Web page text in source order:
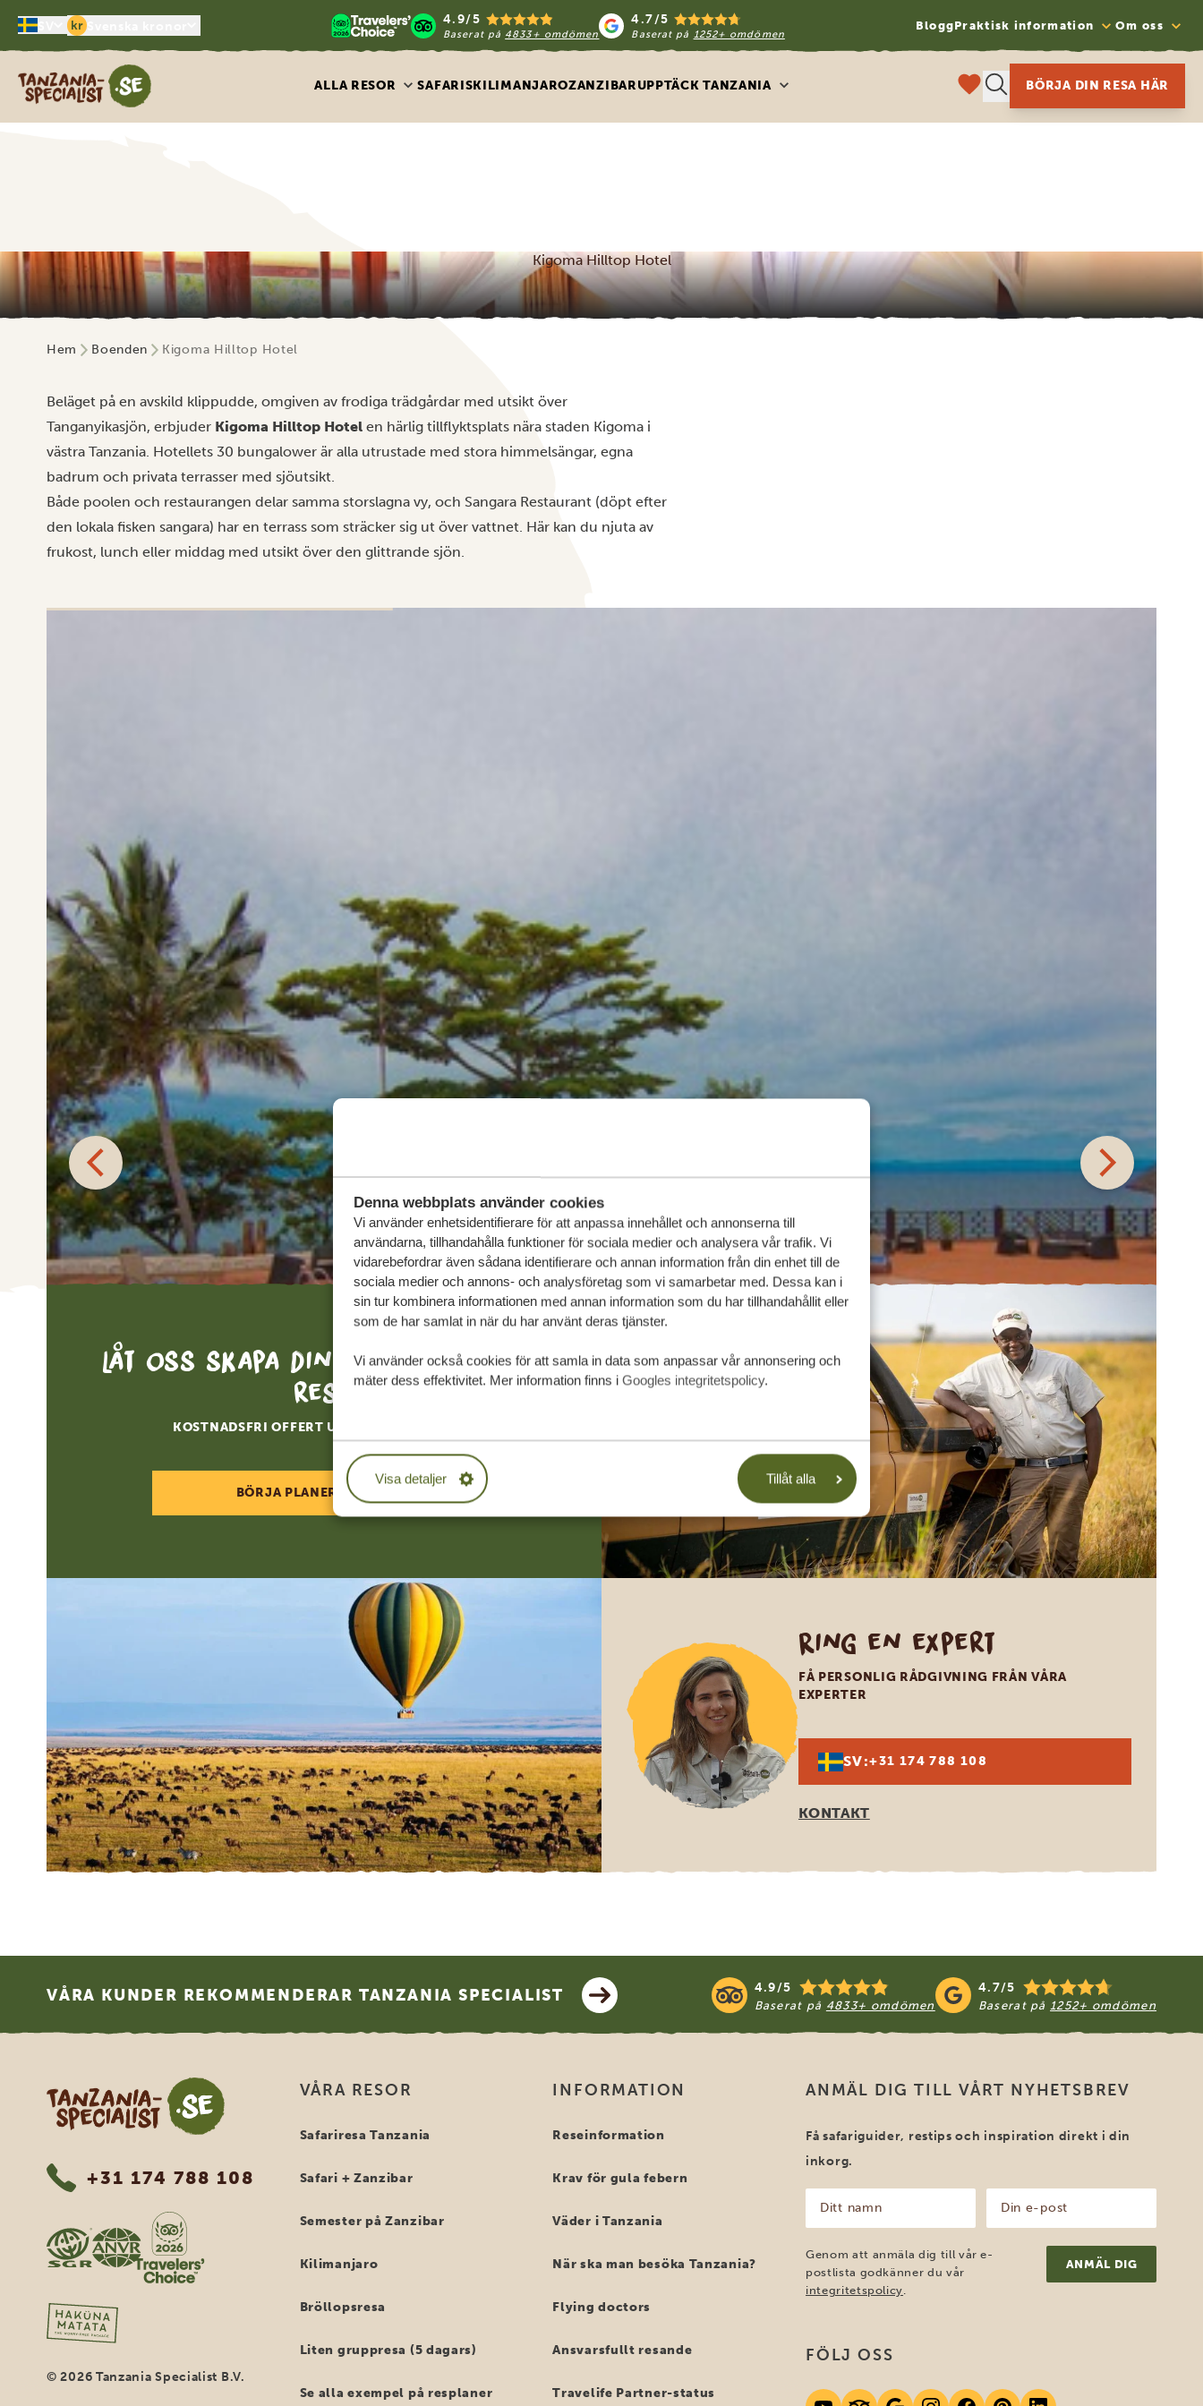
Denna webbplats använder cookies
Vi använder enhetsidentifierare för att anpassa innehållet och annonserna till
användarna, tillhandahålla funktioner för sociala medier och analysera vår trafik. Vi
vidarebefordrar även sådana identifierare och annan information från din enhet till de
sociala medier och annons- och analysföretag som vi samarbetar med. Dessa kan i
sin tur kombinera informationen med annan information som du har tillhandahållit eller
som de har samlat in när du har använt deras tjänster.
Vi använder också cookies för att samla in data som anpassar vår annonsering och
mäter dess effektivitet. Mer information finns i Googles integritetspolicy.
Visa detaljer Tillåt alla
kr 4.9/5
Baserat på 4833+ omdömen
4.7/5
Baserat på 1252+ omdömen
BloggPraktisk information Om oss
Tanzania Specialist
ALLA RESOR SAFARISKILIMANJAROZANZIBARUPPTÄCK TANZANIA BÖRJA DIN RESA HÄR
Kigoma Hilltop Hotel
Hem Boenden Kigoma Hilltop Hotel
Beläget på en avskild klippudde, omgiven av frodiga trädgårdar med utsikt över
Tanganyikasjön, erbjuder Kigoma Hilltop Hotel en härlig tillflyktsplats nära staden Kigoma i
västra Tanzania. Hotellets 30 bungalower är alla utrustade med stora himmelsängar, egna
badrum och privata terrasser med sjöutsikt.
Både poolen och restaurangen delar samma storslagna vy, och Sangara Restaurant (döpt efter
den lokala fisken sangara) har en terrass som sträcker sig ut över vattnet. Här kan du njuta av
frukost, lunch eller middag med utsikt över den glittrande sjön.
Låt oss skapa din skräddarsydda
resa
KOSTNADSFRI OFFERT UTAN FÖRPLIKTELSER
BÖRJA PLANERA DIN RESA
Ring en expert
FÅ PERSONLIG RÅDGIVNING FRÅN VÅRA
EXPERTER
SV:+31 174 788 108
KONTAKT
VÅRA KUNDER REKOMMENDERAR TANZANIA SPECIALIST 4.9/5
Baserat på 4833+ omdömen
4.7/5
Baserat på 1252+ omdömen
Tanzania Specialist
+31 174 788 108
© 2026 Tanzania Specialist B.V.
VÅRA RESOR
Safariresa Tanzania
Safari + Zanzibar
Semester på Zanzibar
Kilimanjaro
Bröllopsresa
Liten gruppresa (5 dagars)
Se alla exempel på resplaner
INFORMATION
Reseinformation
Krav för gula febern
Väder i Tanzania
När ska man besöka Tanzania?
Flying doctors
Ansvarsfullt resande
Travelife Partner-status
ANMÄL DIG TILL VÅRT NYHETSBREV
Få safariguider, restips och inspiration direkt i din
inkorg.
namn
(Obligatoriskt)
post
(Obligatoriskt)
Genom att anmäla dig till vår e-
postlista godkänner du vår
integritetspolicy.
FÖLJ OSS